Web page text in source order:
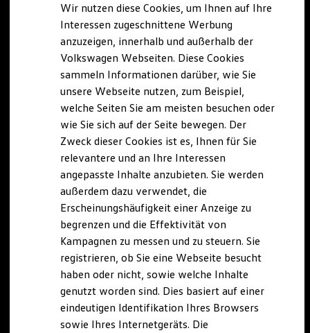
Laden unterwegs
Laden Zuhause
Ladestationen finden
Ladezeitensimulator
Batterie
Sicherheit
Nachhaltigkeit
Technologie
Kosten und Kauf
Kaufoptionen
E-Auto-Förderung
Software und Konnektivität
Die ID. Software 6
ID. Software Versionen und Updates
Digitale Extras
Schnittstellen zu Ihrem ID.
Hybridautos
Marke und Erlebnis
Volkswagen R und R Experience
R-Modelle
R Experience
Driving Experience
Volkswagen entdecken
Werkbesichtigung
Wir nutzen diese Cookies, um Ihnen auf Ihre
Interessen zugeschnittene Werbung
anzuzeigen, innerhalb und außerhalb der
Volkswagen Webseiten. Diese Cookies
sammeln Informationen darüber, wie Sie
unsere Webseite nutzen, zum Beispiel,
welche Seiten Sie am meisten besuchen oder
wie Sie sich auf der Seite bewegen. Der
Zweck dieser Cookies ist es, Ihnen für Sie
relevantere und an Ihre Interessen
angepasste Inhalte anzubieten. Sie werden
außerdem dazu verwendet, die
Erscheinungshäufigkeit einer Anzeige zu
begrenzen und die Effektivität von
Kampagnen zu messen und zu steuern. Sie
registrieren, ob Sie eine Webseite besucht
haben oder nicht, sowie welche Inhalte
genutzt worden sind. Dies basiert auf einer
eindeutigen Identifikation Ihres Browsers
sowie Ihres Internetgeräts. Die